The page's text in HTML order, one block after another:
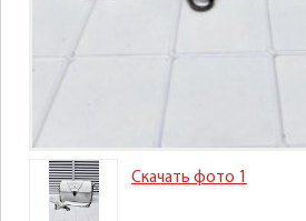
Скачать фото 1